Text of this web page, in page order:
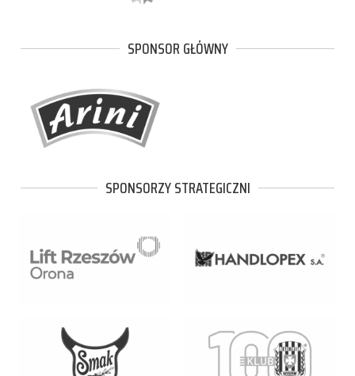
SPONSOR GŁÓWNY
SPONSORZY STRATEGICZNI